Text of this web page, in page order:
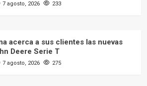
7 agosto, 2026 233
acerca a sus clientes las nuevas
Deere Serie T
7 agosto, 2026 275